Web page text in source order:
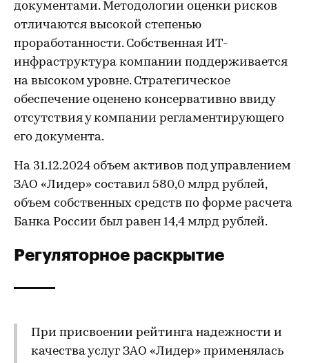
документами. Методологии оценки рисков
отличаются высокой степенью
проработанности. Собственная ИТ-
инфраструктура компании поддерживается
на высоком уровне. Стратегическое
обеспечение оценено консервативно ввиду
отсутствия у компании регламентирующего
его документа.
На 31.12.2024 объем активов под управлением
ЗАО «Лидер» составил 580,0 млрд рублей,
объем собственных средств по форме расчета
Банка России был равен 14,4 млрд рублей.
Регуляторное раскрытие
При присвоении рейтинга надежности и
качества услуг ЗАО «Лидер» применялась